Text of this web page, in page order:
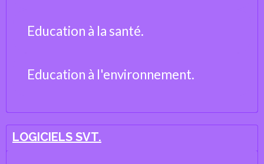
Education à la santé.
Education à l'environnement.
LOGICIELS SVT.